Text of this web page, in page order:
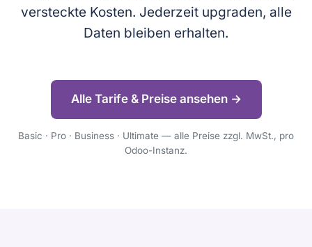
versteckte Kosten. Jederzeit upgraden, alle
Daten bleiben erhalten.
Alle Tarife & Preise ansehen →
Basic · Pro · Business · Ultimate — alle Preise zzgl. MwSt., pro
Odoo-Instanz.